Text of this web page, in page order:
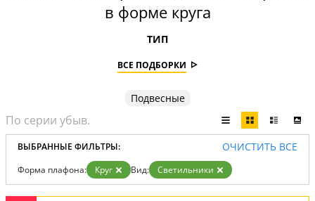
в форме круга
ТИП
ВСЕ ПОДБОРКИ
Подвесные
ВЫБРАННЫЕ ФИЛЬТРЫ: ОЧИСТИТЬ ВСЕ
Форма плафона: Круг Вид: Светильники